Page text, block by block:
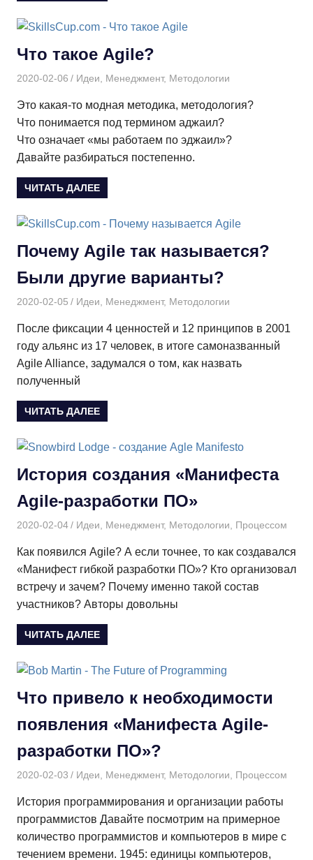
Что такое Agile?
2020-02-06 Дмитрий
Идеи Менеджмент, Методологии
Это какая-то модная методика, методология?
Что понимается под термином аджаил?
Что означает «мы работаем по эджаил»?
Давайте разбираться постепенно.
ЧИТАТЬ ДАЛЕЕ
Почему Agile так называется?
Были другие варианты?
2020-02-05 Дмитрий
Идеи Менеджмент, Методологии
После фиксации 4 ценностей и 12 принципов в 2001
году альянс из 17 человек, в итоге самоназванный
Agile Alliance, задумался о том, как назвать
полученный
ЧИТАТЬ ДАЛЕЕ
История создания «Манифеста
Agile-разработки ПО»
2020-02-04 Дмитрий
Идеи Менеджмент, Методологии Процессом
Как появился Agile? А если точнее, то как создавался
«Манифест гибкой разработки ПО»? Кто организовал
встречу и зачем? Почему именно такой состав
участников? Авторы довольны
ЧИТАТЬ ДАЛЕЕ
Что привело к необходимости
появления «Манифеста Agile-
разработки ПО»?
2020-02-03 Дмитрий
Идеи Менеджмент, Методологии Процессом
История программирования и организации работы
программистов Давайте посмотрим на примерное
количество программистов и компьютеров в мире с
течением времени. 1945: единицы компьютеров,